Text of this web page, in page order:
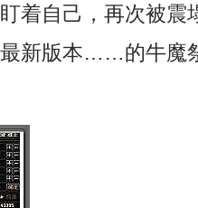
着自己，再次被震
新版本……的牛魔